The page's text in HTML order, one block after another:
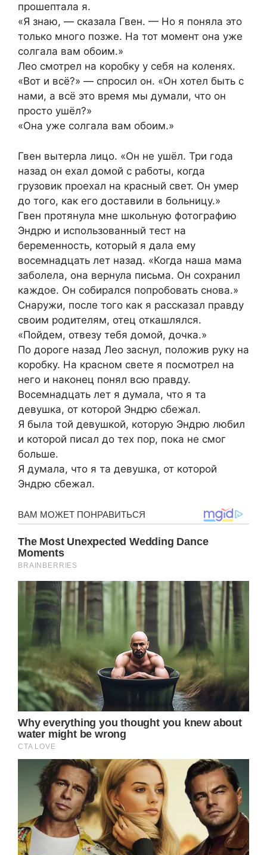
прошептала я.
«Я знаю, — сказала Гвен. — Но я поняла это
только много позже. На тот момент она уже
солгала вам обоим.»
Лео смотрел на коробку у себя на коленях.
«Вот и всё?» — спросил он. «Он хотел быть с
нами, а всё это время мы думали, что он
просто ушёл?»
«Она уже солгала вам обоим.»
Гвен вытерла лицо. «Он не ушёл. Три года
назад он ехал домой с работы, когда
грузовик проехал на красный свет. Он умер
до того, как его доставили в больницу.»
Гвен протянула мне школьную фотографию
Эндрю и использованный тест на
беременность, который я дала ему
восемнадцать лет назад. «Когда наша мама
заболела, она вернула письма. Он сохранил
каждое. Он собирался попробовать снова.»
Снаружи, после того как я рассказал правду
своим родителям, отец откашлялся.
«Пойдем, отвезу тебя домой, дочка.»
По дороге назад Лео заснул, положив руку на
коробку. На красном свете я посмотрел на
него и наконец понял всю правду.
Восемнадцать лет я думала, что я та
девушка, от которой Эндрю сбежал.
Я была той девушкой, которую Эндрю любил
и которой писал до тех пор, пока не смог
больше.
Я думала, что я та девушка, от которой
Эндрю сбежал.